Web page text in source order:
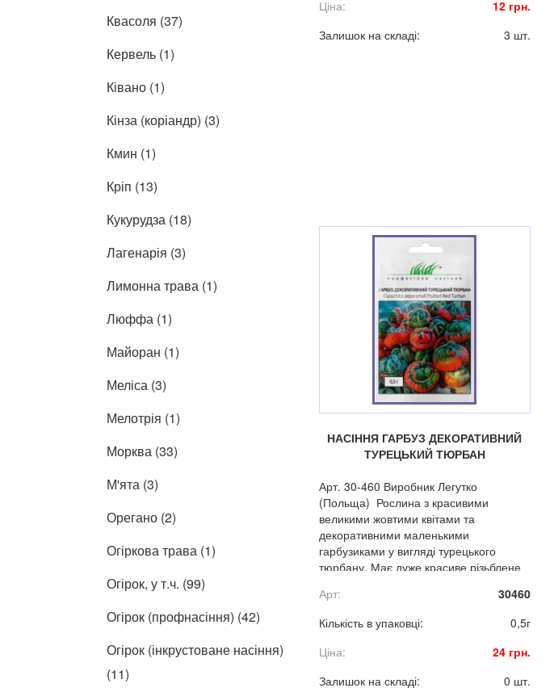
Квасоля (37)
Кервель (1)
Ківано (1)
Кінза (коріандр) (3)
Кмин (1)
Кріп (13)
Кукурудза (18)
Лагенарія (3)
Лимонна трава (1)
Люффа (1)
Майоран (1)
Меліса (3)
Мелотрія (1)
Морква (33)
М'ята (3)
Орегано (2)
Огіркова трава (1)
Огірок, у т.ч. (99)
Огірок (профнасіння) (42)
Огірок (інкрустоване насіння)
(11)
Ціна:
12 грн.
Залишок на складі:
3 шт.
НАСІННЯ ГАРБУЗ ДЕКОРАТИВНИЙ
ТУРЕЦЬКИЙ ТЮРБАН
Арт. 30-460 Виробник Легутко
(Польща) Рослина з красивими
великими жовтими квітами та
декоративними маленькими
гарбузиками у вигляді турецького
тюрбану. Має дуже красиве різьблене
Арт:
30460
Кількість в упаковці:
0,5г
Ціна:
24 грн.
Залишок на складі:
0 шт.